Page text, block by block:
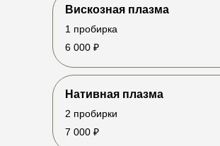
Нативная плазма
7 000 ₽
2 пробирки
Вискозная плазма
6 000 ₽
1 пробирка
ПРОЦЕДУРЫ МАГАЗИН КОНТАКТЫ
Записаться через Telegram
ВКонтакте